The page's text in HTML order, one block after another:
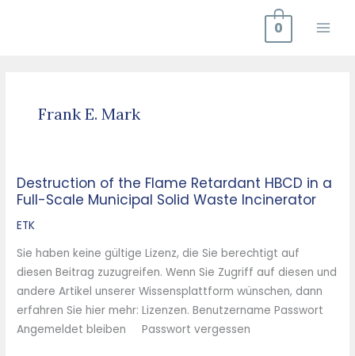
0
Frank E. Mark
Destruction of the Flame Retardant HBCD in a
Full-Scale Municipal Solid Waste Incinerator
ETK
Sie haben keine gültige Lizenz, die Sie berechtigt auf
diesen Beitrag zuzugreifen. Wenn Sie Zugriff auf diesen und
andere Artikel unserer Wissensplattform wünschen, dann
erfahren Sie hier mehr: Lizenzen. Benutzername Passwort
Angemeldet bleiben Passwort vergessen
Destruction
of
the
Retardant
HBCD
in
a
Full-